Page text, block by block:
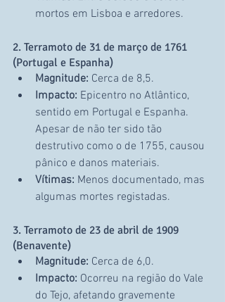
mortos em Lisboa e arredores.
2. Terramoto de 31 de março de 1761
(Portugal e Espanha)
Magnitude: Cerca de 8,5.
Impacto: Epicentro no Atlântico,
sentido em Portugal e Espanha.
Apesar de não ter sido tão
destrutivo como o de 1755, causou
pânico e danos materiais.
Vítimas: Menos documentado, mas
algumas mortes registadas.
3. Terramoto de 23 de abril de 1909
(Benavente)
Magnitude: Cerca de 6,0.
Impacto: Ocorreu na região do Vale
do Tejo, afetando gravemente